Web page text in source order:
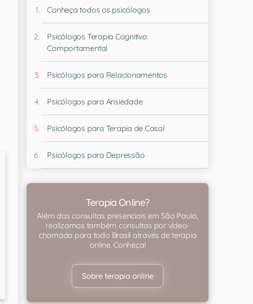
Conheça todos os psicólogos
Psicólogos Terapia Cognitivo
Comportamental
Psicólogos para Relacionamentos
Psicólogos para Ansiedade
Psicólogos para Terapia de Casal
Psicólogos para Depressão
Terapia Online?
Além das consultas presenciais em São Paulo,
realizamos também consultas por vídeo-
chamada para todo Brasil através de terapia
online. Conheça!
Sobre terapia online